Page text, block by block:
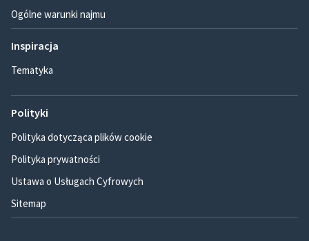
Ogólne warunki najmu
Inspiracja
Tematyka
Polityki
Polityka dotycząca plików cookie
Polityka prywatności
Ustawa o Usługach Cyfrowych
Sitemap